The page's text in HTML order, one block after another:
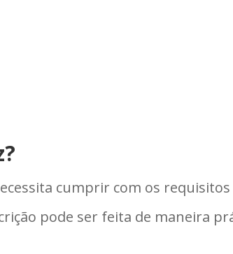
cumprir com os
pode ser feita de maneira